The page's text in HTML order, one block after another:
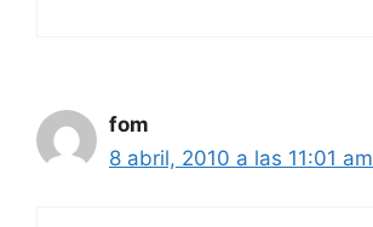
fom
8 abril, 2010 a las 11:01 am